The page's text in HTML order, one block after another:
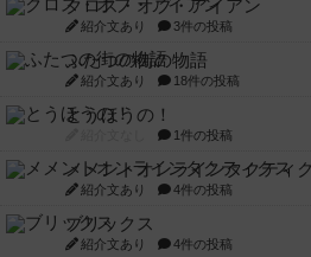
クロス・オブ・アイアン
紹介文あり 3件の投稿
ふたつの街の物語
紹介文あり 18件の投稿
とうほうの！
1件の投稿
メメントオンラインタクティ
紹介文あり 4件の投稿
ブリックス
紹介文あり 4件の投稿